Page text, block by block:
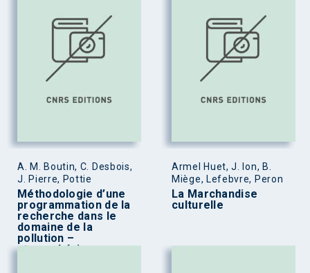
A. M. Boutin, C. Desbois,
J. Pierre, Pottie
Méthodologie d’une
programmation de la
recherche dans le
domaine de la
pollution –
atmosphérique
Armel Huet, J. Ion, B.
Miège, Lefebvre, Peron
La Marchandise
culturelle